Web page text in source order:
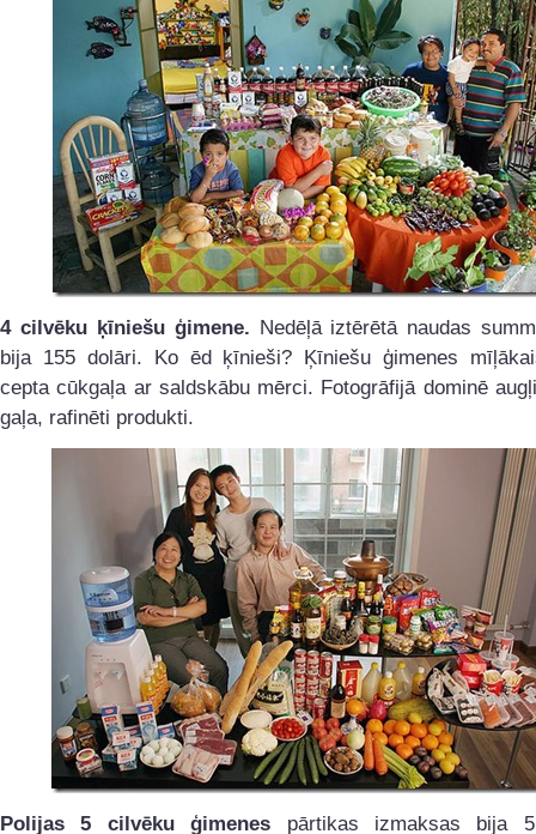
4 cilvēku ķīniešu ģimene. Nedēļā iztērētā naudas
bija 155 dolāri. Ko ēd ķīnieši? Ķīniešu ģimenes
cepta cūkgaļa ar saldskābu mērci. Fotogrāfijā dominē
gaļa, rafinēti produkti.
Polijas 5 cilvēku ģimenes pārtikas izmaksas bija